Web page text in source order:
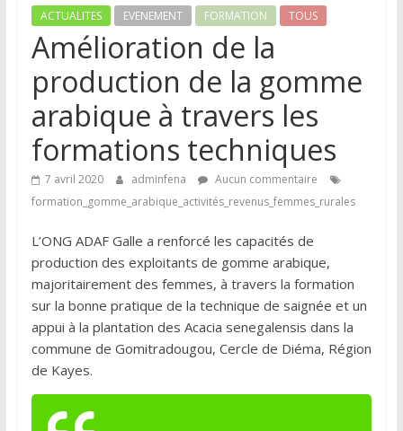
ACTUALITES EVENEMENT FORMATION TOUS
Amélioration de la
production de la gomme
arabique à travers les
formations techniques
7 avril 2020 adminfena
Aucun commentaire
formation_gomme_arabique_activités_revenus_femmes_rurales
L’ONG ADAF Galle a renforcé les capacités de
production des exploitants de gomme arabique,
majoritairement des femmes, à travers la formation
sur la bonne pratique de la technique de saignée et un
appui à la plantation des Acacia senegalensis dans la
commune de Gomitradougou, Cercle de Diéma, Région
de Kayes.